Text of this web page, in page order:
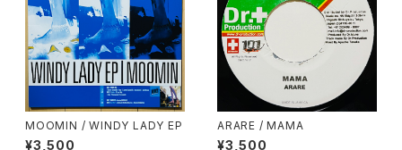
MOOMIN / WINDY LADY EP
¥3,500
ARARE / MAMA
¥3,500